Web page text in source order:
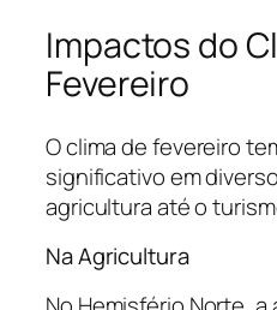
Impactos do
Fevereiro
O clima de fevereiro
significativo em
agricultura até o
Na Agricultura